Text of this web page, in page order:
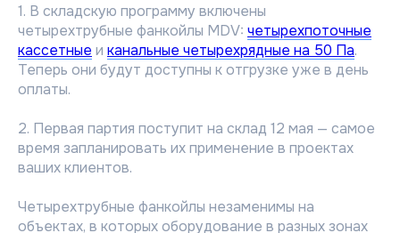
1. В складскую программу включены
четырехтрубные фанкойлы MDV: четырехпоточные
кассетные и канальные четырехрядные на 50 Па.
Теперь они будут доступны к отгрузке уже в день
оплаты.
2. Первая партия поступит на склад 12 мая — самое
время запланировать их применение в проектах
ваших клиентов.
Четырехтрубные фанкойлы незаменимы на
объектах, в которых оборудование в разных зонах